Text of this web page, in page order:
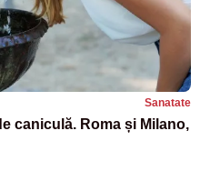
Sanatate
caniculă. Roma și Milano,